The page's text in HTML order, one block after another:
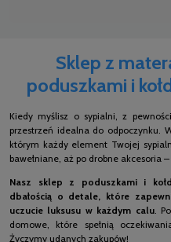
Sklep z
poduszkami i
Kiedy myślisz o sypialni, z
przestrzeń idealna do odpoczynku.
którym każdy element Twojej
bawełniane, aż po drobne akcesoria
Nasz sklep z poduszkami i
dbałością o detale, które
uczucie luksusu w każdym calu.
domowe, które spełnią
Życzymy udanych zakupów!